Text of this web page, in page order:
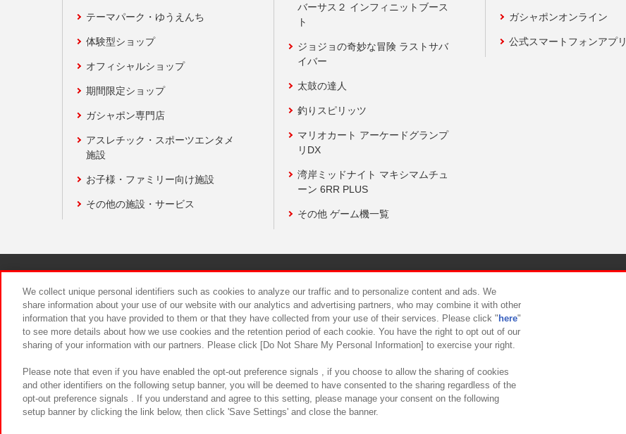
テーマパーク・ゆうえんち
体験型ショップ
オフィシャルショップ
期間限定ショップ
ガシャポン専門店
アスレチック・スポーツエンタメ
施設
お子様・ファミリー向け施設
その他の施設・サービス
バーサス２ インフィニットブース
ト
ジョジョの奇妙な冒険 ラストサバ
イバー
太鼓の達人
釣りスピリッツ
マリオカート アーケードグランプ
リDX
湾岸ミッドナイト マキシマムチュ
ーン 6RR PLUS
その他 ゲーム機一覧
ガシャポンオンライン
公式スマートフォンアプリ
食品のご提供について カスタマーハラスメント対応方針
We collect unique personal identifiers such as cookies to analyze our traffic and to personalize content and ads. We
share information about your use of our website with our analytics and advertising partners, who may combine it with other
information that you have provided to them or that they have collected from your use of their services. Please click " here"
to see more details about how we use cookies and the retention period of each cookie. You have the right to opt out of our
sharing of your information with our partners. Please click [Do Not Share My Personal Information] to exercise your right.
Please note that even if you have enabled the opt-out preference signals , if you choose to allow the sharing of cookies
and other identifiers on the following setup banner, you will be deemed to have consented to the sharing regardless of the
opt-out preference signals . If you understand and agree to this setting, please manage your consent on the following
setup banner by clicking the link below, then click 'Save Settings' and close the banner.